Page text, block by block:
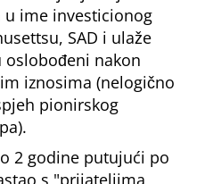
ime investicionog
SAD i ulaže
oslobođeni nakon
iznosima (nelogično
pionirskog
2 godine putujući po
s prijateljima